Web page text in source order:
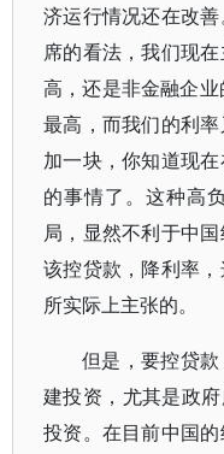
济运行情况还在改
席的看法，我们现
高，还是非金融企
最高，而我们的利
加一块，你知道现
的事情了。这种高
局，显然不利于中
该控贷款，降利率
所实际上主张的。
但是，要控贷
建投资，尤其是政
投资。在目前中国